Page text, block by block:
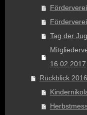
Tag der
16.02.2017
Rückblick 2016